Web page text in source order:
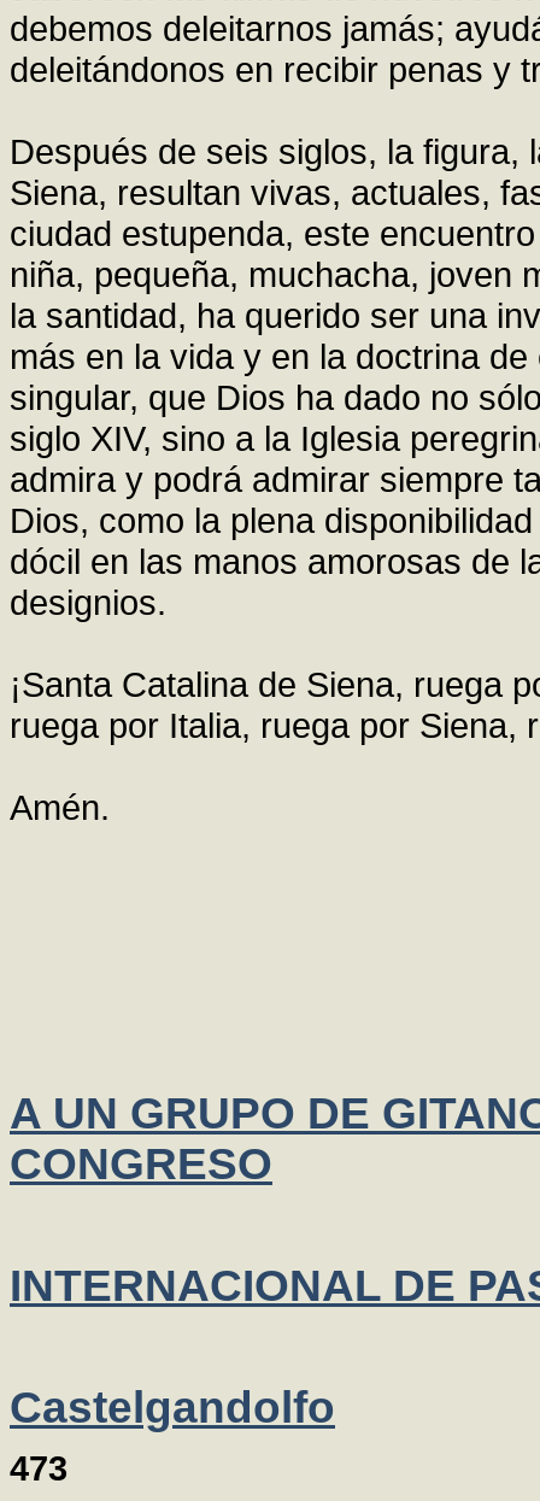
debemos deleitarnos jamás;
deleitándonos en recibir penas y
Después de seis siglos, la figura,
Siena, resultan vivas, actuales,
ciudad estupenda, este
niña, pequeña, muchacha, joven
la santidad, ha querido ser una
más en la vida y en la doctrina
singular, que Dios ha dado no
siglo XIV, sino a la Iglesia
admira y podrá admirar siempre
Dios, como la plena
dócil en las manos amorosas de
designios.
¡Santa Catalina de Siena, ruega
ruega por Italia, ruega por Siena,
Amén.
A UN GRUPO DE
CONGRESO
INTERNACIONAL DE
Castelgandolfo
473